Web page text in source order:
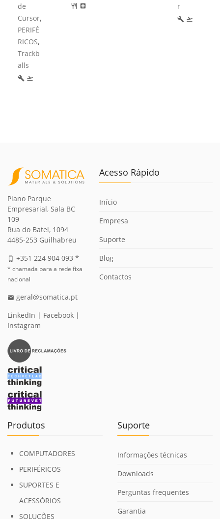
de
Cursor,
PERIFÉ
RICOS,
Trackb
alls
build flight_takeoff
restaurant local_hospital
r
build flight_takeoff
Plano Parque
Empresarial, Sala BC
109
Rua do Batel, 1094
4485-253 Guilhabreu
phone_iphone +351 224 904 093 *
* chamada para a rede fixa
nacional
email geral@somatica.pt
LinkedIn | Facebook |
Instagram
Acesso Rápido
Início
Empresa
Suporte
Blog
Contactos
Produtos
COMPUTADORES
PERIFÉRICOS
SUPORTES E
ACESSÓRIOS
SOLUÇÕES
Suporte
Informações técnicas
Downloads
Perguntas frequentes
Garantia